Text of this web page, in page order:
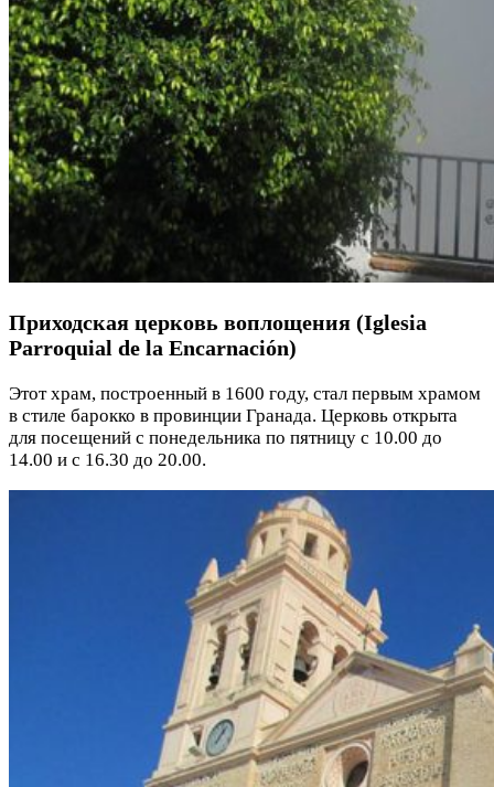
Приходская церковь воплощения (Iglesia
Parroquial de la Encarnación)
Этот храм, построенный в 1600 году, стал первым храмом
в стиле барокко в провинции Гранада. Церковь открыта
для посещений с понедельника по пятницу с 10.00 до
14.00 и с 16.30 до 20.00.